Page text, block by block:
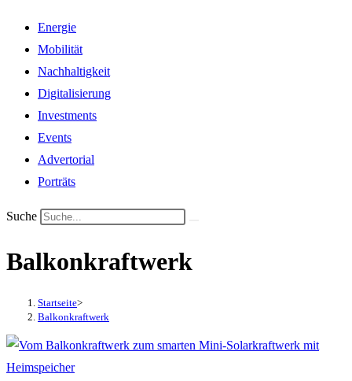
Energie
Mobilität
Nachhaltigkeit
Digitalisierung
Investments
Events
Advertorial
Porträts
Suche
Balkonkraftwerk
Startseite>
Balkonkraftwerk